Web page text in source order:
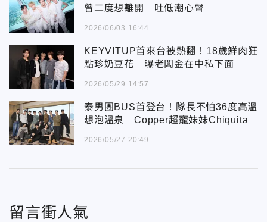
曾二度想離開 吐低潮心聲
2026/06/03 16:44
KEYVITUP首來台被熱翻！18歲鮮肉狂
點珍奶豆花 曝老闆金在中私下面
2026/05/29 14:57
泰男團BUS首登台！隊長不怕36度高溫
想泡溫泉 Copper超寵妹妹Chiquita
2026/05/27 20:49
留言衝人氣